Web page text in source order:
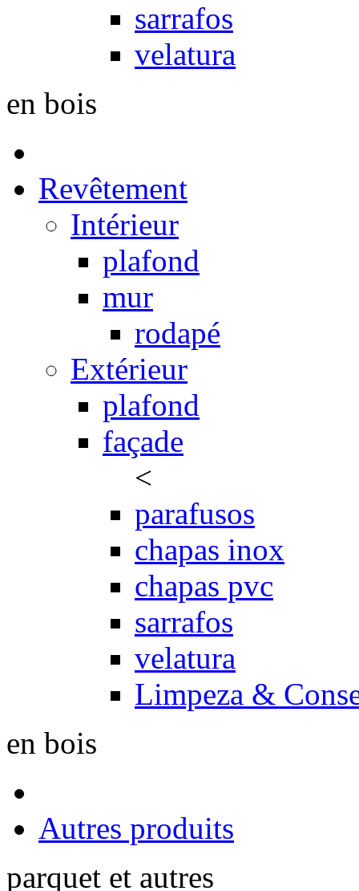
sarrafos
velatura
en bois
Revêtement
Intérieur
plafond
mur
rodapé
Extérieur
plafond
façade
<
parafusos
chapas inox
chapas pvc
sarrafos
velatura
Limpeza &
en bois
Autres produits
parquet et autres